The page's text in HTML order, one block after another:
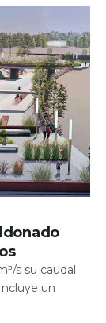
s su caudal
un